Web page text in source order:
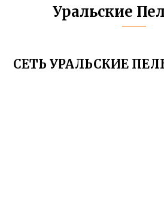
Уральские
СЕТЬ УРАЛЬСКИЕ